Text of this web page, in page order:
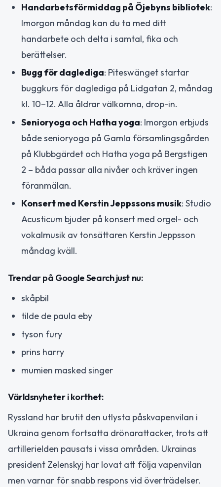
Handarbetsförmiddag på Öjebyns bibliotek:
Imorgon måndag kan du ta med ditt
handarbete och delta i samtal, fika och
berättelser.
Bugg för daglediga: Piteswänget startar
buggkurs för daglediga på Lidgatan 2, måndag
kl. 10–12. Alla åldrar välkomna, drop-in.
Senioryoga och Hatha yoga: Imorgon erbjuds
både senioryoga på Gamla församlingsgården
på Klubbgärdet och Hatha yoga på Bergstigen
2 – båda passar alla nivåer och kräver ingen
föranmälan.
Konsert med Kerstin Jeppssons musik: Studio
Acusticum bjuder på konsert med orgel- och
vokalmusik av tonsättaren Kerstin Jeppsson
måndag kväll.
Trendar på Google Search just nu:
skåpbil
tilde de paula eby
tyson fury
prins harry
mumien masked singer
Världsnyheter i korthet:
Ryssland har brutit den utlysta påskvapenvilan i
Ukraina genom fortsatta drönarattacker, trots att
artillerielden pausats i vissa områden. Ukrainas
president Zelenskyj har lovat att följa vapenvilan
men varnar för snabb respons vid överträdelser.